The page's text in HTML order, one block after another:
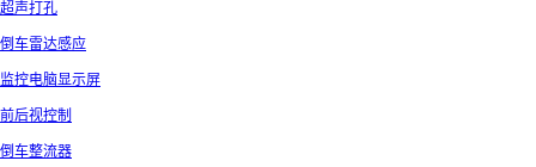
超声打孔
倒车雷达感应
监控电脑显示屏
前后视控制
倒车整流器